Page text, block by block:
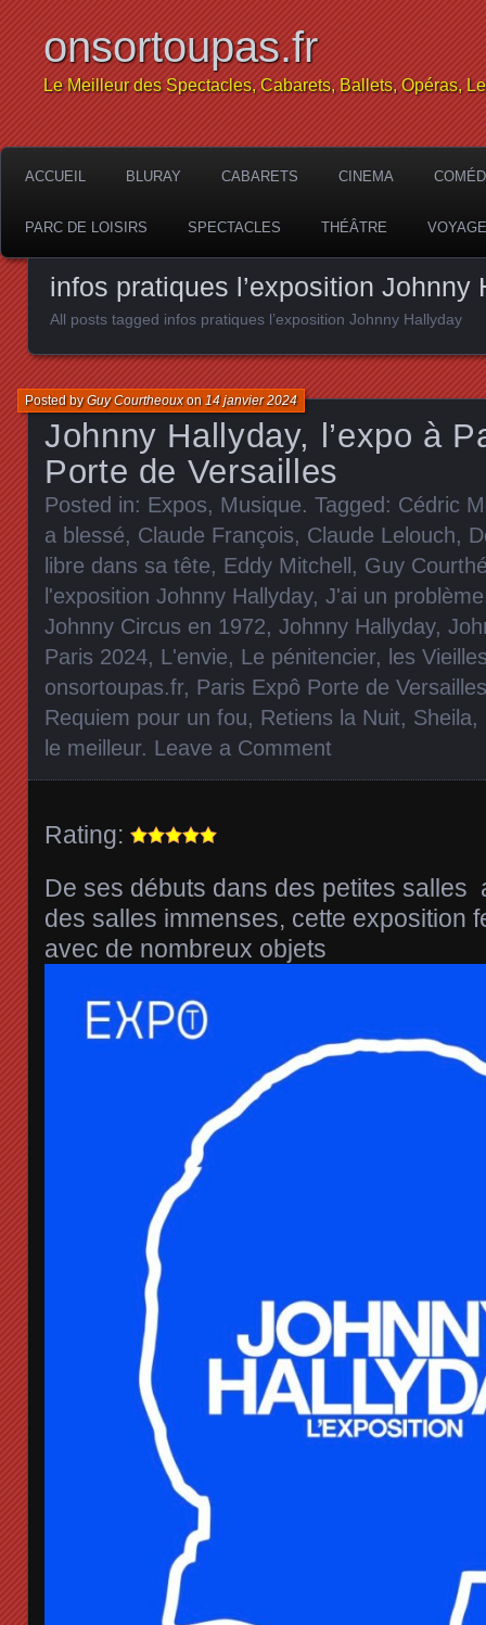
onsortoupas.fr
Le Meilleur des Spectacles, Cabarets, Ballets, Opéras,
ACCUEIL BLURAY CABARETS CINEMA
PARC DE LOISIRS SPECTACLES THÉÂTRE
infos pratiques l’exposition Johnny
All posts tagged infos pratiques l’exposition Johnny Hallyday
Johnny Hallyday, l’expo à
Porte de Versailles
Posted byGuy Courtheouxon 14 janvier 2024
Posted in: Expos, Musique. Tagged: Cédric
a blessé, Claude François, Claude Lelouch,
libre dans sa tête, Eddy Mitchell, Guy
l'exposition Johnny Hallyday, J'ai un problème
Johnny Circus en 1972, Johnny Hallyday,
Paris 2024, L'envie, Le pénitencier, les
onsortoupas.fr, Paris Expô Porte de Versailles
Requiem pour un fou, Retiens la Nuit, Sheila,
le meilleur. Leave a Comment
Rating:
De ses débuts dans des petites salles
des salles immenses, cette exposition
avec de nombreux objets